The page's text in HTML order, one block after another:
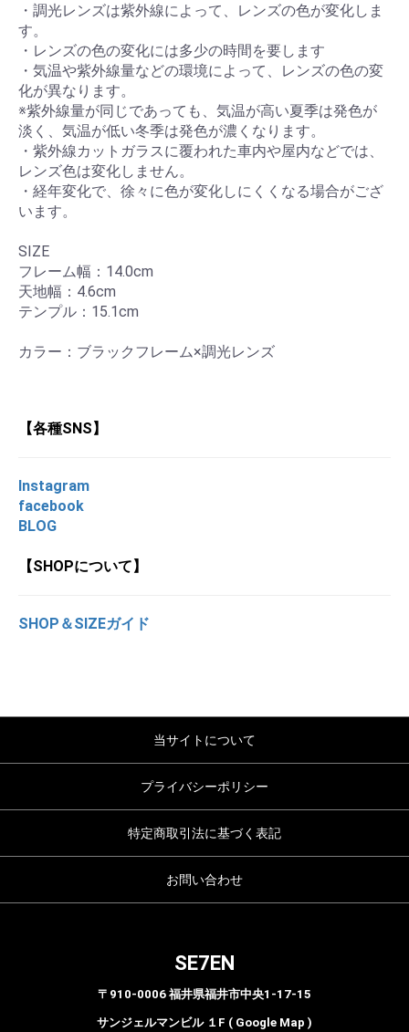
・調光レンズは紫外線によって、レンズの色が変化しま
す。
・レンズの色の変化には多少の時間を要します
・気温や紫外線量などの環境によって、レンズの色の変
化が異なります。
※紫外線量が同じであっても、気温が高い夏季は発色が
淡く、気温が低い冬季は発色が濃くなります。
・紫外線カットガラスに覆われた車内や屋内などでは、
レンズ色は変化しません。
・経年変化で、徐々に色が変化しにくくなる場合がござ
います。
SIZE
フレーム幅：14.0cm
天地幅：4.6cm
テンプル：15.1cm
カラー：ブラックフレーム×調光レンズ
【各種SNS】
Instagram
facebook
BLOG
【SHOPについて】
SHOP＆SIZEガイド
当サイトについて
プライバシーポリシー
特定商取引法に基づく表記
お問い合わせ
SE7EN
〒910-0006 福井県福井市中央1-17-15
サンジェルマンビル １F ( Google Map )